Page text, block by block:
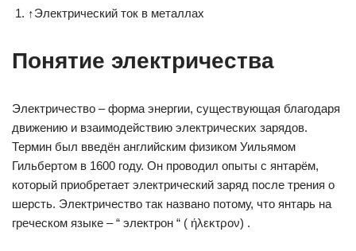
↑Электрический ток в металлах
Понятие электричества
Электричество – форма энергии, существующая благодаря
движению и взаимодействию электрических зарядов.
Термин был введён английским физиком Уильямом
Гильбертом в 1600 году. Он проводил опыты с янтарём,
который приобретает электрический заряд после трения о
шерсть. Электричество так названо потому, что янтарь на
греческом языке – “ электрон “ ( ήλεκτρον) .